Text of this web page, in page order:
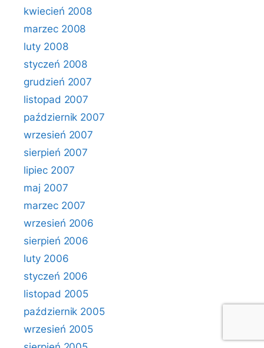
kwiecień 2008
marzec 2008
luty 2008
styczeń 2008
grudzień 2007
listopad 2007
październik 2007
wrzesień 2007
sierpień 2007
lipiec 2007
maj 2007
marzec 2007
wrzesień 2006
sierpień 2006
luty 2006
styczeń 2006
listopad 2005
październik 2005
wrzesień 2005